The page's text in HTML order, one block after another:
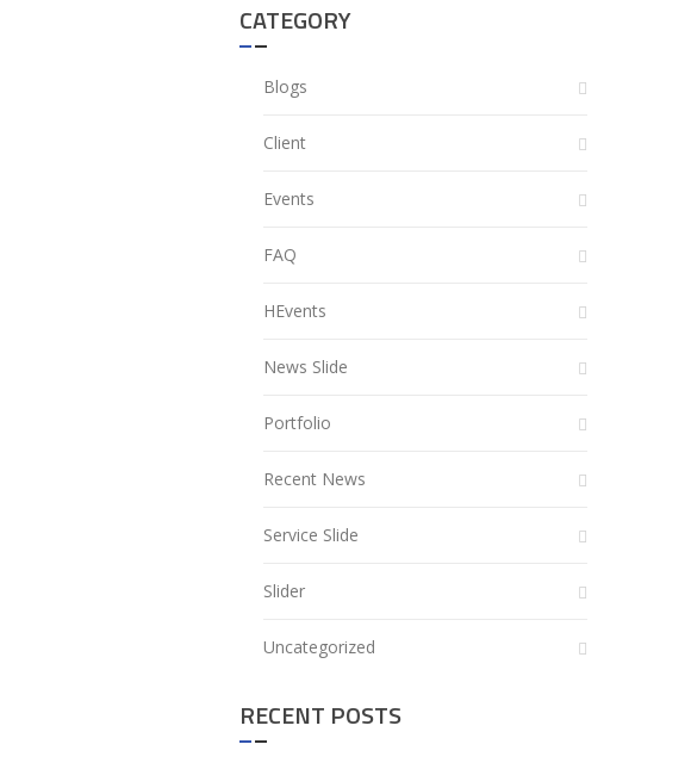
CATEGORY
Blogs
Client
Events
FAQ
HEvents
News Slide
Portfolio
Recent News
Service Slide
Slider
Uncategorized
RECENT POSTS